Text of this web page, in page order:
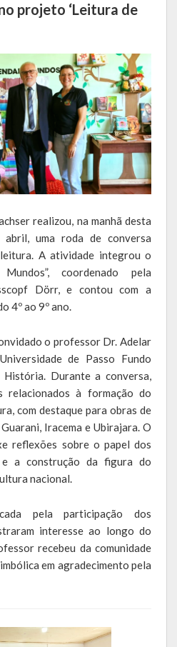
e Turismo
Educarte
João Alfredo Sachser
Osvaldo Cruz
de Saúde
projeto ‘Leitura de
realizou, na manhã desta
uma roda de conversa
A atividade integrou o
coordenado pela
Dörr, e contou com a
4º ao 9º ano.
o professor Dr. Adelar
de Passo Fundo
História. Durante a conversa,
relacionados à formação do
com destaque para obras de
Iracema e Ubirajara. O
reflexões sobre o papel dos
a construção da figura do
nacional.
pela participação dos
interesse ao longo do
recebeu da comunidade
em agradecimento pela